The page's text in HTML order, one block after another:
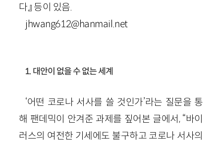
다』 등이 있음.
jhwang612@hanmail.net
1. 대안이 없을 수 없는 세계
‘어떤 코로나 서사를 쓸 것인가’라는 질문을 통
해 팬데믹이 안겨준 과제를 짚어본 글에서, “바이
러스의 여전한 기세에도 불구하고 코로나 서사의